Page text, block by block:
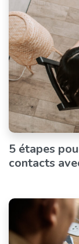
5 étapes
contacts